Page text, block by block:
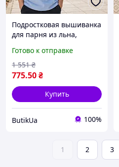
Подростковая вышиванка
для парня из льна,
футболки с украинской
этнической вышивкой
Готово к отправке
775.50₴
1 551 ₴
Купить
ButikUa 100%
1 2 3